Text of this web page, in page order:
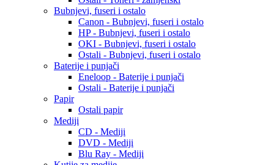
Bubnjevi, fuseri i ostalo
Canon - Bubnjevi, fuseri i ostalo
HP - Bubnjevi, fuseri i ostalo
OKI - Bubnjevi, fuseri i ostalo
Ostali - Bubnjevi, fuseri i ostalo
Baterije i punjači
Eneloop - Baterije i punjači
Ostali - Baterije i punjači
Papir
Ostali papir
Mediji
CD - Mediji
DVD - Mediji
Blu Ray - Mediji